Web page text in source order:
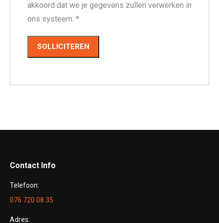
akkoord dat we je gegevens zullen verwerken in
ons systeem. *
Contact Info
Telefoon:
076 720 08 35
Adres: